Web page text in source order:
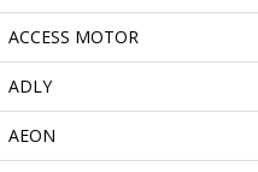
ACCESS MOTOR
ADLY
AEON